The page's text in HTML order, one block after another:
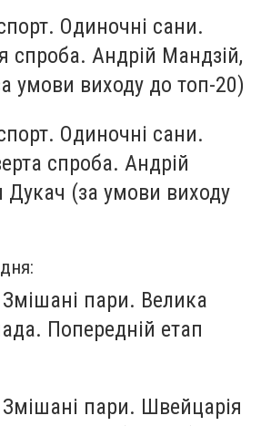
Одиночні сани.
спроба. Андрій Мандзій,
умови виходу до топ-20)
Одиночні сани.
спроба. Андрій
Дукач (за умови виходу
пари. Велика
Попередній етап
пари. Швейцарія